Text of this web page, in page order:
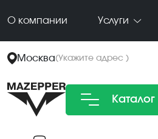
О компании Услуги
Москва(Укажите адрес )
Каталог